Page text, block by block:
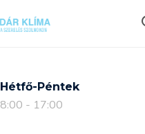
Hétfő-Péntek
8:00 - 17:00